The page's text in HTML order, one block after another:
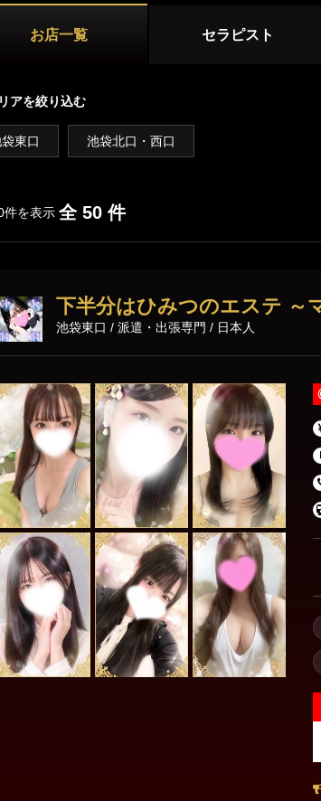
お店一覧 セラピスト
アを絞り込む
東口 池袋北口・西口
件を表示 全 50 件
下半分はひみつのエステ ～
池袋東口 / 派遣・出張専門 / 日本人
新宿・西東京エリア
新宿 大久保・
初台・幡ヶ谷・笹塚
練馬・成増
恵比寿 中目黒
渋谷・代々木・表参道 六本木・
新橋・品川エリア
東京駅・日本橋・八丁堀 銀座・新
浜松町・田町 五反田・
上野・秋葉原・錦糸町エリア
錦糸町・亀戸 葛西・小
上野・御
池袋北口・西口
出張
ィープリンパ ダブルセラピスト